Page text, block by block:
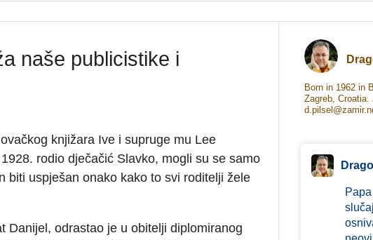
naše publicistike i
knjižara Ive i supruge mu Lee
rodio dječačić Slavko, mogli su se samo
biti uspješan onako kako to svi roditelji žele
Danijel, odrastao je u obitelji diplomiranog
Born in 1962 in
Zagreb, Croatia.